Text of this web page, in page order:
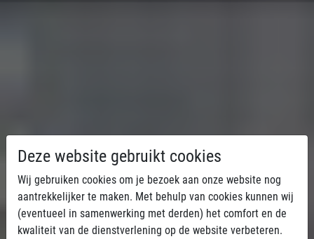
Deze website gebruikt cookies
Wij gebruiken cookies om je bezoek aan onze website nog
aantrekkelijker te maken. Met behulp van cookies kunnen wij
(eventueel in samenwerking met derden) het comfort en de
kwaliteit van de dienstverlening op de website verbeteren.
Over My Fitness 24/7 in
Arendonk & retie
Altijd toegankelijk: bij MyFitness 24/7 train
je dag en nacht, met persoonlijke